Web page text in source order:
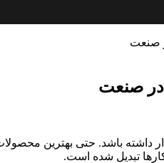
صنعت
در صنعت
داشته باشد. حتی بهترین
تبدیل شده است.